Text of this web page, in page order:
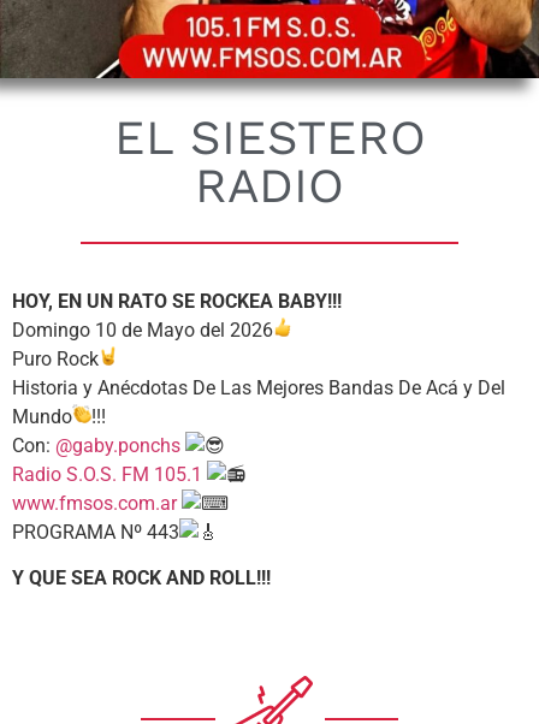
EL SIESTERO
RADIO
HOY, EN UN RATO SE ROCKEA BABY!!!
Domingo 10 de Mayo del 2026
Puro Rock
Historia y Anécdotas De Las Mejores Bandas De Acá y Del
Mundo
!!!
Con: @gaby.ponchs
Radio S.O.S. FM 105.1
www.fmsos.com.ar
PROGRAMA Nº 443
Y QUE SEA ROCK AND ROLL!!!